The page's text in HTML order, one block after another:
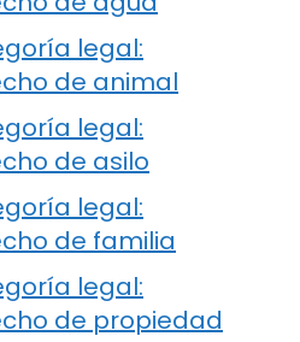
legal:
de animal
legal:
de asilo
legal:
de familia
legal:
de propiedad